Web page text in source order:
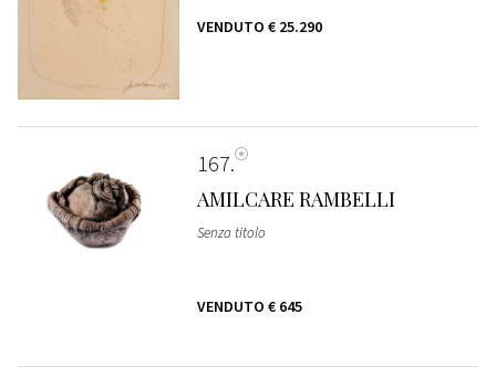
VENDUTO € 25.290
167
AMILCARE RAMBELLI
Senza titolo
VENDUTO € 645